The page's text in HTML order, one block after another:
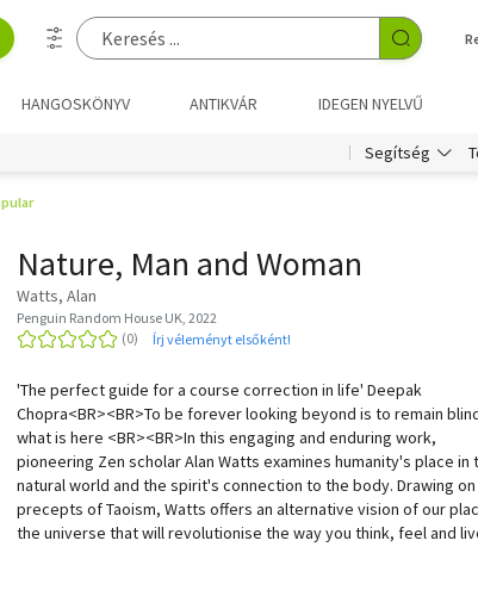
HANGOSKÖNYV ANTIKVÁR IDEGEN NYELVŰ
Segítség
Nature, Man and Woman
Watts, Alan
Penguin Random House UK, 2022
Írj véleményt elsőként!
'The perfect guide for a course correction in life' Deepak
Chopra<BR><BR>To be forever looking beyond is to remain
what is here <BR><BR>In this engaging and enduring work,
pioneering Zen scholar Alan Watts examines humanity's place in
natural world and the spirit's connection to the body. Drawing
precepts of Taoism, Watts offers an alternative vision of our
the universe that will revolutionise the way you think, feel and